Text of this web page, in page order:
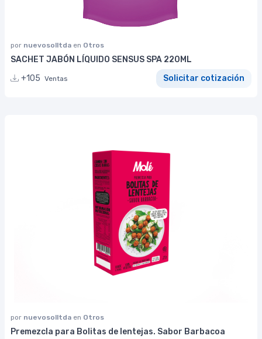
por nuevosolltda en Otros
SACHET JABÓN LÍQUIDO SENSUS SPA 220ML
+105 Ventas Solicitar cotización
por nuevosolltda en Otros
Premezcla para Bolitas de lentejas. Sabor Barbacoa